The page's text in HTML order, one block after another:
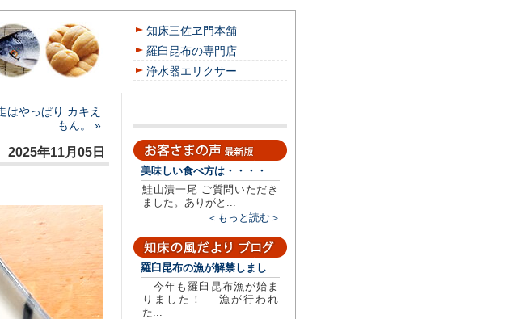
知床三佐ヱ門本舗
羅臼昆布の専門店
浄水器エリクサー
はやっぱり カキえ
もん。 »
2025年11月05日
美味しい食べ方は・・・・
鮭山漬一尾 ご質問いただき
ました。ありがと...
＜もっと読む＞
羅臼昆布の漁が解禁しまし
今年も羅臼昆布漁が始ま
りました！ 漁が行われ
た...